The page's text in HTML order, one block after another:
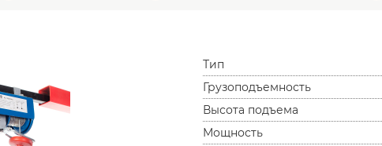
Тип
Грузоподъемность
Высота подъема
Мощность